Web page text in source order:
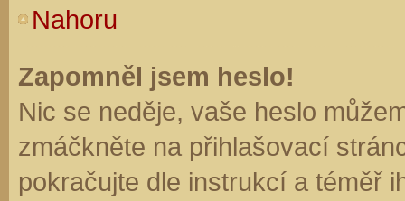
Nahoru
Zapomněl jsem heslo!
Nic se neděje, vaše heslo
zmáčkněte na přihlašovací
pokračujte dle instrukcí a téměř